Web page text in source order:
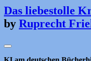
Das liebestolle
by Ruprecht